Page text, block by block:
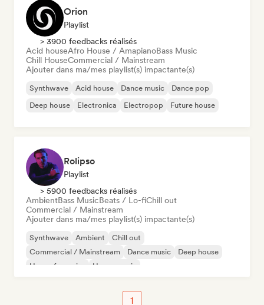
Orion
Playlist
> 3900 feedbacks réalisés
Acid houseAfro House / AmapianoBass Music
Chill HouseCommercial / Mainstream
Ajouter dans ma/mes playlist(s) impactante(s)
Synthwave Acid house Dance music
Dance pop
Deep house
Electronica Electropop Future house
Rolipso
Playlist
> 5900 feedbacks réalisés
AmbientBass MusicBeats / Lo-fiChill out
Commercial / Mainstream
Ajouter dans ma/mes playlist(s) impactante(s)
Synthwave Ambient
Chill out
Commercial / Mainstream
Dance music
Deep house
House française
House music
1